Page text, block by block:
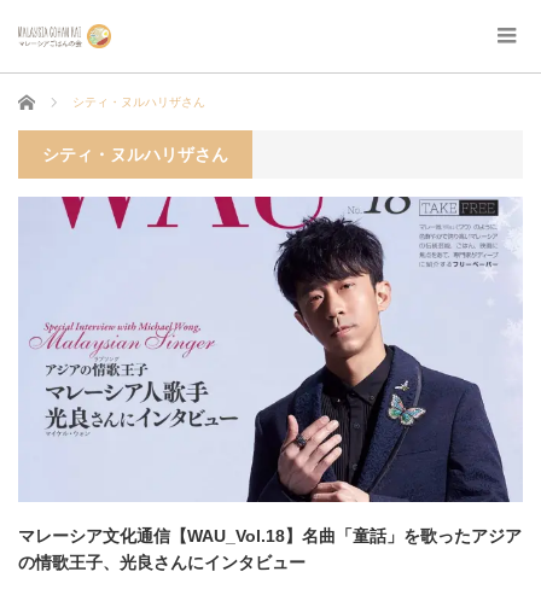
ホーム シティ・ヌルハリザさん
シティ・ヌルハリザさん
マレーシア文化通信【WAU_Vol.18】名曲「童話」を歌ったアジア
の情歌王子、光良さんにインタビュー